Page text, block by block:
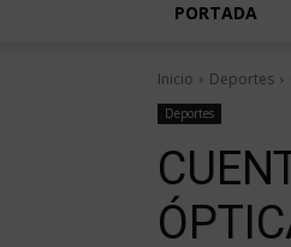
PORTADA
Inicio Deportes
Deportes